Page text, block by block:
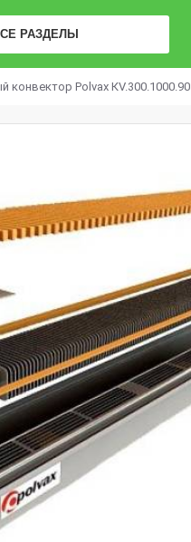
РАЗДЕЛЫ
конвектор Polvax КV.300.1000.90